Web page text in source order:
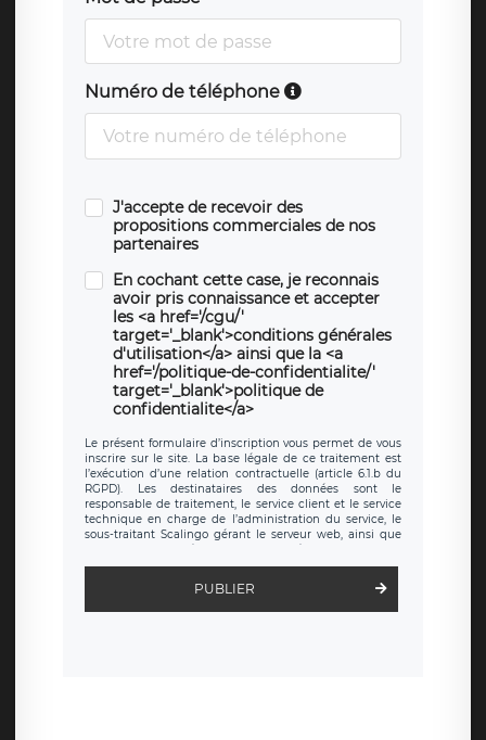
Numéro de téléphone
J'accepte de recevoir des
propositions commerciales de nos
partenaires
En cochant cette case, je reconnais
avoir pris connaissance et accepter
les <a href='/cgu/'
target='_blank'>conditions générales
d'utilisation</a> ainsi que la <a
href='/politique-de-confidentialite/'
target='_blank'>politique de
confidentialite</a>
Le présent formulaire d’inscription vous permet de vous
inscrire sur le site. La base légale de ce traitement est
l’exécution d’une relation contractuelle (article 6.1.b du
RGPD). Les destinataires des données sont le
responsable de traitement, le service client et le service
technique en charge de l’administration du service, le
sous-traitant Scalingo gérant le serveur web, ainsi que
toute personne légalement autorisée. Le formulaire
d’inscription est hébergé sur un serveur hébergé par
clauses de
protection conformes au RGPD
. Les données collectées
sont conservées jusqu’à ce que l’Internaute en sollicite la
PUBLIER